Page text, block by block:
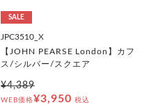
SALE
JPC3510_X
【JOHN PEARSE London】カフ
ス/シルバー/スクエア
¥4,389
WEB価格¥3,950 税込